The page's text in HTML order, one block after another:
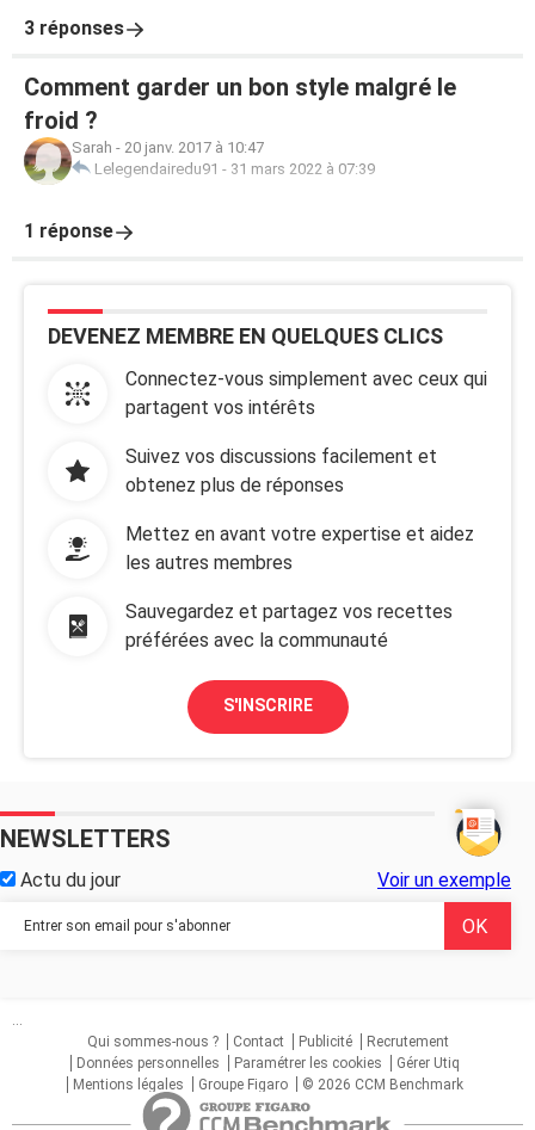
3 réponses
Comment garder un bon style malgré le
froid ?
Sarah - 20 janv. 2017 à 10:47
Lelegendairedu91 - 31 mars 2022 à 07:39
1 réponse
DEVENEZ MEMBRE EN QUELQUES CLICS
Connectez-vous simplement avec ceux qui
partagent vos intérêts
Suivez vos discussions facilement et
obtenez plus de réponses
Mettez en avant votre expertise et aidez
les autres membres
Sauvegardez et partagez vos recettes
préférées avec la communauté
S'INSCRIRE
NEWSLETTERS
Actu du jour Voir un exemple
...
Qui sommes-nous ?
Contact Publicité
Recrutement
Données personnelles
Paramétrer les cookies
Gérer Utiq
Mentions légales
Groupe Figaro © 2026 CCM Benchmark